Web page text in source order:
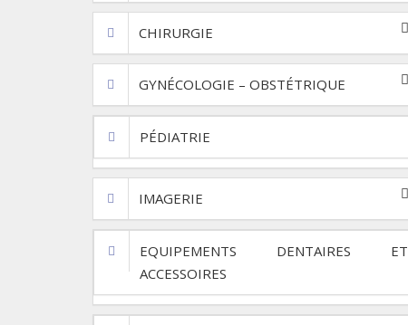
CHIRURGIE
GYNÉCOLOGIE – OBSTÉTRIQUE
PÉDIATRIE
IMAGERIE
EQUIPEMENTS DENTAIRES ET
ACCESSOIRES